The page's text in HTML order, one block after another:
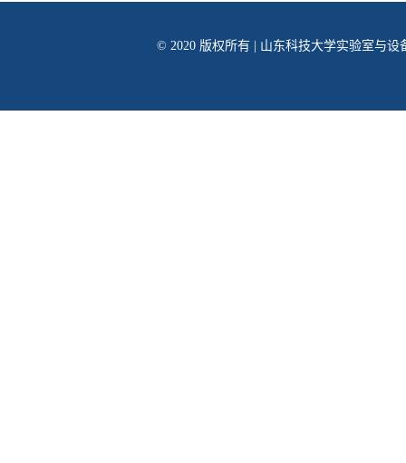
© 2020 版权所有 | 山东科技大学实验室与设